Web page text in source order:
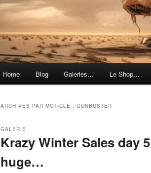
Home Blog Galeries… Le Shop…
ARCHIVES PAR MOT-CLÉ : GUNBUSTER
Krazy Winter Sales day
huge…
GALERIE